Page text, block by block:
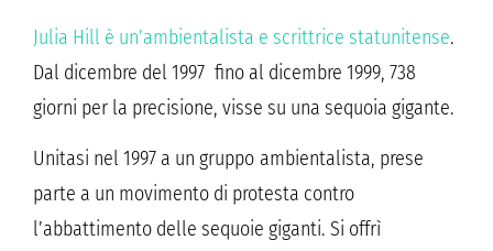
Julia Hill è un’ambientalista e scrittrice statunitense.
Dal dicembre del 1997 fino al dicembre 1999, 738
giorni per la precisione, visse su una sequoia gigante.
Unitasi nel 1997 a un gruppo ambientalista, prese
parte a un movimento di protesta contro
l’abbattimento delle sequoie giganti. Si offrì